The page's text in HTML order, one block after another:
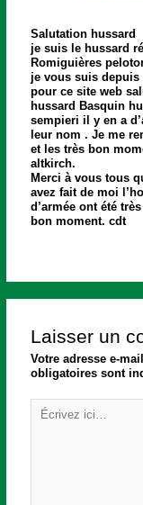
Salutation hussard
je suis le hussard
Romiguières
je vous suis depuis
pour ce site web
hussard Basquin
sempieri il y en a
leur nom . Je me
et les très bon
altkirch.
Merci à vous tous
avez fait de moi
d’armée ont été
bon moment. cdt
Laisser un
Votre adresse e-
obligatoires sont
Écrivez
ici…